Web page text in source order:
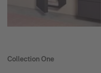
Collection One